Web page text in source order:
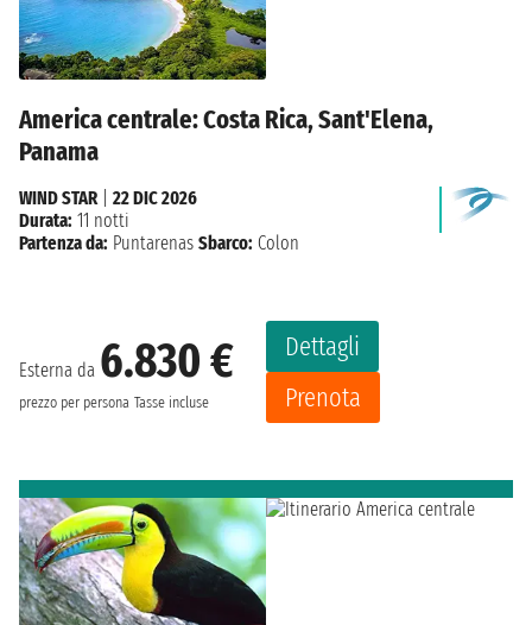
America centrale: Costa Rica, Sant'Elena,
Panama
Esterna da 6.830 €
prezzo per persona Tasse incluse
Dettagli
Prenota
WIND STAR| 22 DIC 2026
Durata: 11 notti
Partenza da: Puntarenas Sbarco: Colon